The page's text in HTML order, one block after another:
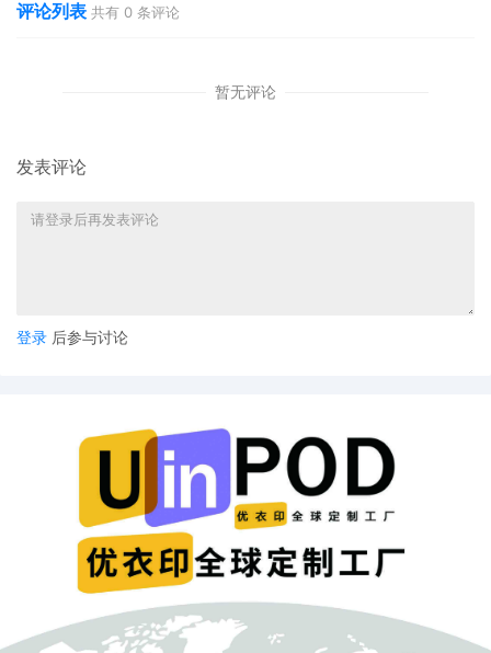
评论列表 共有 0 条评论
暂无评论
发表评论
登录 后参与讨论